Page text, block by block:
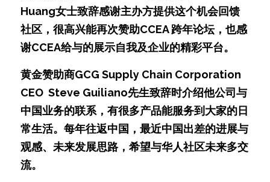
Huang女士致辞感谢主办方提供这个机会回馈
社区，很高兴能再次赞助CCEA 跨年论坛，也感
谢CCEA给与的展示自我及企业的精彩平台。
黄金赞助商GCG Supply Chain Corporation
CEO  Steve Guiliano先生致辞时介绍他公司与
中国业务的联系，有很多产品能服务到大家的日
常生活。每年往返中国，最近中国出差的进展与
观感、未来发展思路，希望与华人社区未来多交
流。